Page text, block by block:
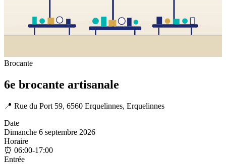
Brocante
6e brocante artisanale
📍 Rue du Port 59, 6560 Erquelinnes, Erquelinnes
Date
Dimanche 6 septembre 2026
Horaire
⏰ 06:00-17:00
Entrée